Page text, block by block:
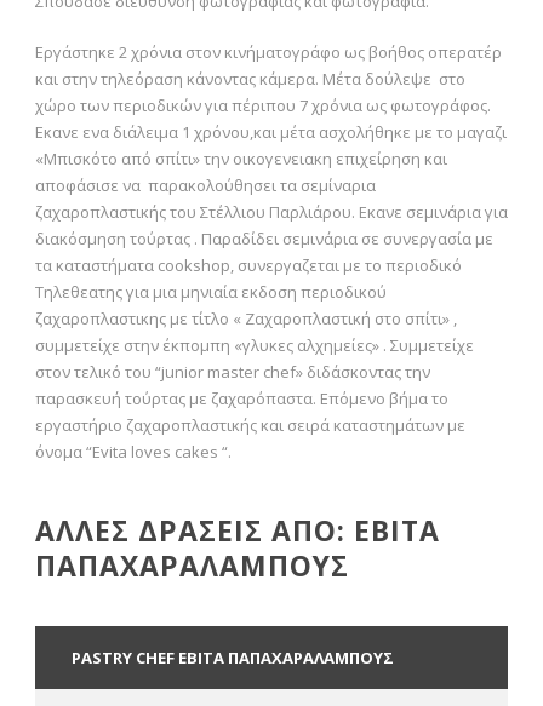
Εργάστηκε 2 χρόνια στον κινήματογράφο ως βοήθος οπερατέρ
και στην τηλεόραση κάνοντας κάμερα. Μέτα δούλεψε στο
χώρο των περιοδικών για πέριπου 7 χρόνια ως φωτογράφος.
Εκανε ενα διάλειμα 1 χρόνου,και μέτα ασχολήθηκε με το μαγαζι
«Μπισκότο από σπίτι» την οικογενειακη επιχείρηση και
αποφάσισε να παρακολούθησει τα σεμίναρια
ζαχαροπλαστικής του Στέλλιου Παρλιάρου. Εκανε σεμινάρια για
διακόσμηση τούρτας . Παραδίδει σεμινάρια σε συνεργασία με
τα καταστήματα cookshop, συνεργαζεται με το περιοδικό
Τηλεθεατης για μια μηνιαία εκδοση περιοδικού
ζαχαροπλαστικης με τίτλο « Ζαχαροπλαστική στο σπίτι» ,
συμμετείχε στην έκπομπη «γλυκες αλχημείες» . Συμμετείχε
στον τελικό του “junior master chef» διδάσκοντας την
παρασκευή τούρτας με ζαχαρόπαστα. Επόμενο βήμα το
εργαστήριο ζαχαροπλαστικής και σειρά καταστημάτων με
όνομα “Evita loves cakes “.
ΑΛΛΕΣ ΔΡΑΣΕΙΣ ΑΠΟ: ΕΒΙΤΑ
ΠΑΠΑΧΑΡΑΛΑΜΠΟΥΣ
PASTRY CHEF ΕΒΙΤΑ ΠΑΠΑΧΑΡΑΛΑΜΠΟΥΣ